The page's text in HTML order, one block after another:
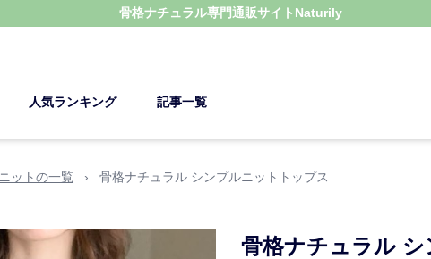
骨格ナチュラル専門通販サイト Naturily
人気ランキング 記事一覧
ニットの一覧 › 骨格ナチュラル シンプルニットトップス
骨格ナチュラル